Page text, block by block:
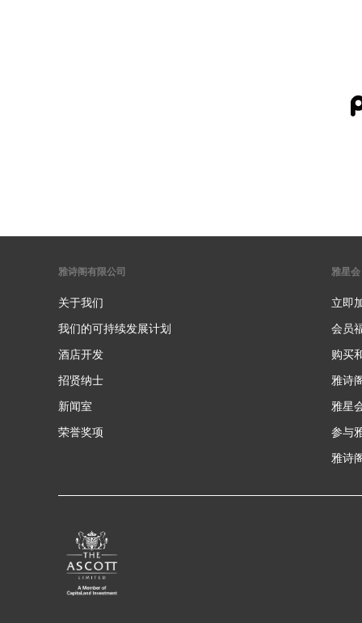
雅诗阁有限公司
关于我们
我们的可持续发展计划
酒店开发
招贤纳士
新闻室
荣誉奖项
雅星会
立即
会员
购买
雅诗
雅星
参与
雅诗